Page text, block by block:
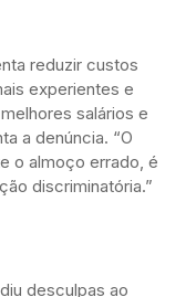
reduzir custos
experientes e
salários e
a denúncia. “O
o almoço errado, é
discriminatória.”
desculpas ao